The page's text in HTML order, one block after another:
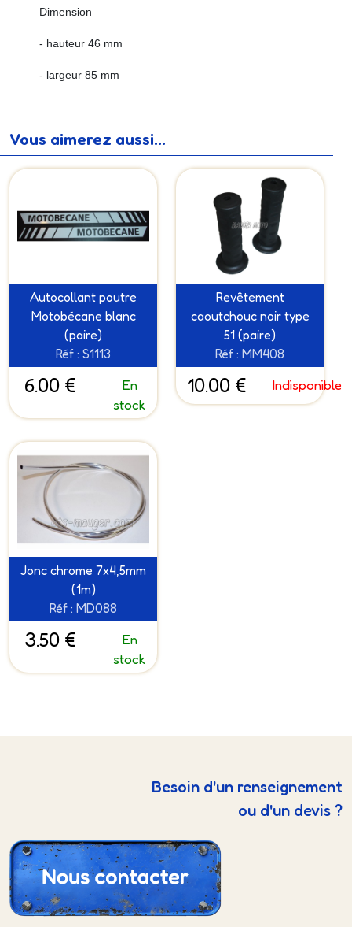
Dimension
- hauteur 46 mm
- largeur 85 mm
Vous aimerez aussi...
Autocollant poutre
Motobécane blanc
(paire)
Réf : S1113
6.00 €
En
stock
Revêtement
caoutchouc noir type
51 (paire)
Réf : MM408
10.00 € Indisponible
Jonc chrome 7x4,5mm
(1m)
Réf : MD088
3.50 €
En
stock
Besoin d'un renseignement
ou d'un devis ?